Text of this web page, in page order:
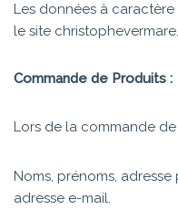
Les données à
le site
Commande de Produits :
Lors de la commande
Noms, prénoms,
adresse e-mail.